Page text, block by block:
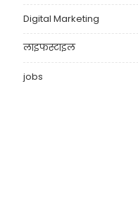
Digital Marketing
लाइफस्टाइल
jobs